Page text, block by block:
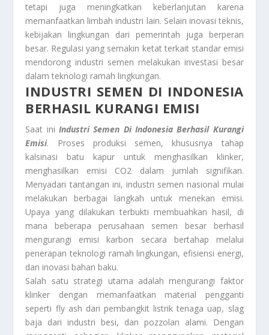
tetapi juga meningkatkan keberlanjutan karena
memanfaatkan limbah industri lain. Selain inovasi teknis,
kebijakan lingkungan dari pemerintah juga berperan
besar. Regulasi yang semakin ketat terkait standar emisi
mendorong industri semen melakukan investasi besar
dalam teknologi ramah lingkungan.
INDUSTRI SEMEN DI INDONESIA
BERHASIL KURANGI EMISI
Saat iniIndustri Semen Di Indonesia Berhasil Kurangi
Emisi. Proses produksi semen, khususnya tahap
kalsinasi batu kapur untuk menghasilkan klinker,
menghasilkan emisi CO2 dalam jumlah signifikan.
Menyadari tantangan ini, industri semen nasional mulai
melakukan berbagai langkah untuk menekan emisi.
Upaya yang dilakukan terbukti membuahkan hasil, di
mana beberapa perusahaan semen besar berhasil
mengurangi emisi karbon secara bertahap melalui
penerapan teknologi ramah lingkungan, efisiensi energi,
dan inovasi bahan baku.
Salah satu strategi utama adalah mengurangi faktor
klinker dengan memanfaatkan material pengganti
seperti fly ash dari pembangkit listrik tenaga uap, slag
baja dari industri besi, dan pozzolan alami. Dengan